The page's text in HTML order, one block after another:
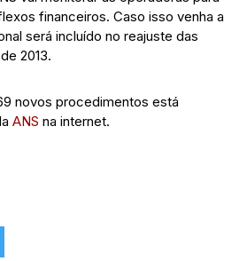
financeiros. Caso isso venha a
será incluído no reajuste das
2013.
novos procedimentos está
ANS na internet.